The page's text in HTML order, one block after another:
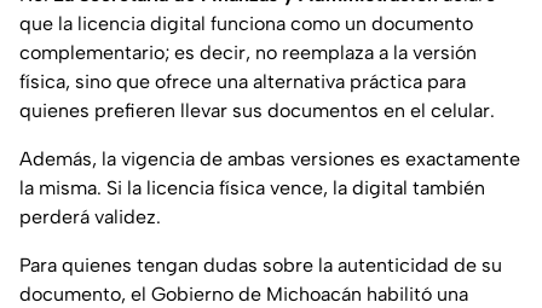
que la licencia digital funciona como un documento
complementario; es decir, no reemplaza a la versión
física, sino que ofrece una alternativa práctica para
quienes prefieren llevar sus documentos en el celular.
Además, la vigencia de ambas versiones es exactamente
la misma. Si la licencia física vence, la digital también
perderá validez.
Para quienes tengan dudas sobre la autenticidad de su
documento, el Gobierno de Michoacán habilitó una